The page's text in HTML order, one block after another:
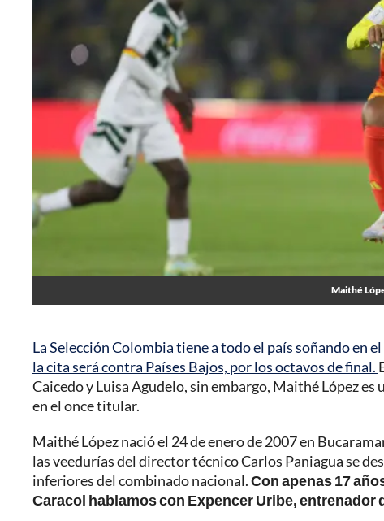
Maithé
La Selección Colombia tiene a todo el país soñando en
la cita será contra Países Bajos, por los octavos de final.
Caicedo y Luisa Agudelo, sin embargo, Maithé López
en el once titular.
Maithé López nació el 24 de enero de 2007 en
las veedurías del director técnico Carlos Paniagua se
inferiores del combinado nacional.Con apenas 17
Caracol hablamos con Expencer Uribe,